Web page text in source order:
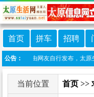
首页 拼车 招聘
公告：
目信息由网友自行发布，太原
当前位置 首页 >>